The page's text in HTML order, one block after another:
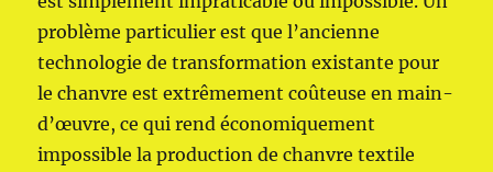
problème particulier est que l’ancienne
technologie de transformation existante pour
le chanvre est extrêmement coûteuse en main-
d’œuvre, ce qui rend économiquement
impossible la production de chanvre textile